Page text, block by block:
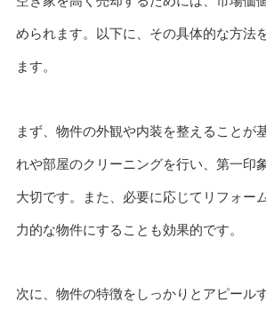
められます。以下に、その具体的な方法
ます。
まず、物件の外観や内装を整えることが
れや部屋のクリーニングを行い、第一印
大切です。また、必要に応じてリフォー
力的な物件にすることも効果的です。
次に、物件の特徴をしっかりとアピール